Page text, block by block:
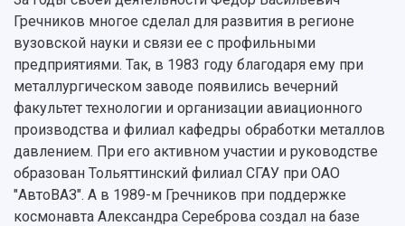
Гречников многое сделал для развития в регионе
вузовской науки и связи ее с профильными
предприятиями. Так, в 1983 году благодаря ему при
металлургическом заводе появились вечерний
факультет технологии и организации авиационного
производства и филиал кафедры обработки металлов
давлением. При его активном участии и руководстве
образован Тольяттинский филиал СГАУ при ОАО
"АвтоВАЗ". А в 1989-м Гречников при поддержке
космонавта Александра Сереброва создал на базе